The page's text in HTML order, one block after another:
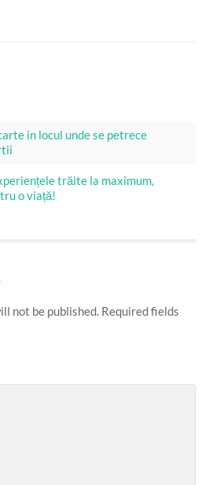
in locul unde se petrece
trăite la maximum,
o viață!
not be published. Required fields